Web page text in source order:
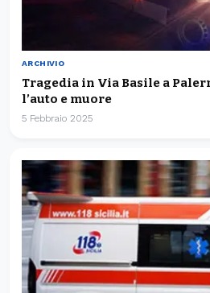
ARCHIVIO
Tragedia in Via Basile a
l’auto e muore
5 Febbraio 2025